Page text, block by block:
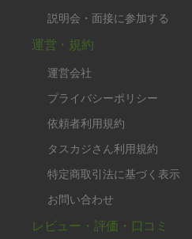
説明会・面接に参加する
運営・規約
運営会社
プライバシーポリシー
依頼者利用規約
タスカジさん利用規約
特定商取引法に基づく表示
お問い合わせ
レビュー・評価・口コミ